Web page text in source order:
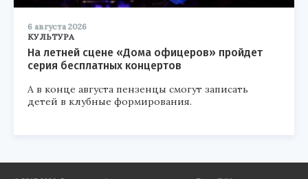
6 августа 2026
КУЛЬТУРА
На летней сцене «Дома офицеров» пройдет
серия бесплатных концертов
А в конце августа пензенцы смогут записать
детей в клубные формирования.